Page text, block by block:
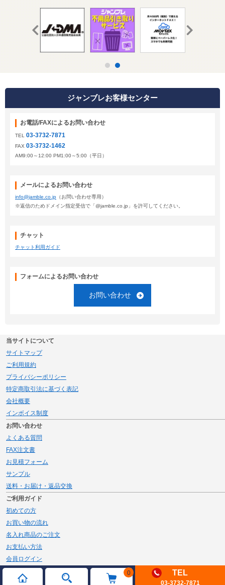
0 TEL
03-3732-7871
ジャンブレお客様センター
お電話/FAXによるお問い合わせ
TEL 03-3732-7871
FAX 03-3732-1462
AM9:00～12:00 PM1:00～5:00（平日）
メールによるお問い合わせ
info@jamble.co.jp （お問い合わせ専用）
※返信のためドメイン指定受信で「@jamble.co.jp」を許可してください。
チャット
チャット利用ガイド
フォームによるお問い合わせ
お問い合わせ
当サイトについて
サイトマップ
ご利用規約
プライバシーポリシー
特定商取引法に基づく表記
会社概要
インボイス制度
お問い合わせ
よくある質問
FAX注文書
お見積フォーム
サンプル
送料・お届け・返品交換
ご利用ガイド
初めての方
お買い物の流れ
名入れ商品のご注文
お支払い方法
会員ログイン
メルマガ登録
新規会員登録